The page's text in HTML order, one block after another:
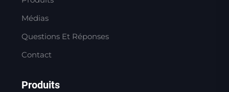
Médias
Questions Et Réponses
Contact
Produits